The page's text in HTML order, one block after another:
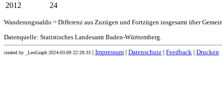
2012
24
Wanderungssaldo = Differenz aus Zuzügen und Fortzügen insgesamt über
Datenquelle: Statistisches Landesamt Baden-Württemberg.
created by _LeoGraph 2024-03-09 22:28:33 Impressum Datenschutz Feedback Drucken